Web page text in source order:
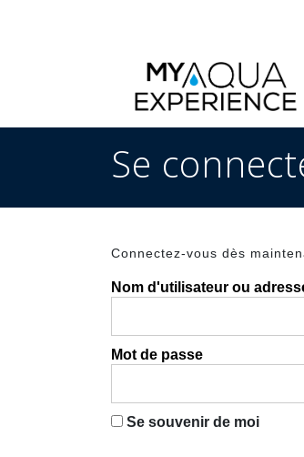
Se
Connectez-vous dès
Nom d'utilisateur ou
Mot de passe
Se souvenir de moi